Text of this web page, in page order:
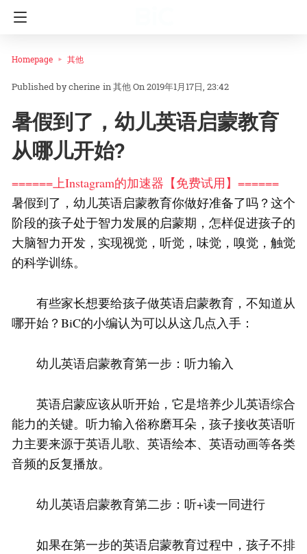
Homepage 其他
cherine in其他On 2019年1月17日, 23:42
暑假到了，幼儿英语启蒙教育
从哪儿开始?
======上Instagram的加速器【免费试用】======
暑假到了，幼儿英语启蒙教育你做好准备了吗？这个
阶段的孩子处于智力发展的启蒙期，怎样促进孩子的
大脑智力开发，实现视觉，听觉，味觉，嗅觉，触觉
的科学训练。
有些家长想要给孩子做英语启蒙教育，不知道从
哪开始？BiC的小编认为可以从这几点入手：
幼儿英语启蒙教育第一步：听力输入
英语启蒙应该从听开始，它是培养少儿英语综合
能力的关键。听力输入俗称磨耳朵，孩子接收英语听
力主要来源于英语儿歌、英语绘本、英语动画等各类
音频的反复播放。
幼儿英语启蒙教育第二步：听+读一同进行
如果在第一步的英语启蒙教育过程中，孩子不排